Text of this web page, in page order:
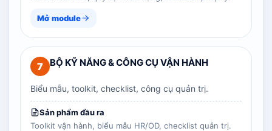
Mở module
7 BỘ KỸ NĂNG & CÔNG CỤ VẬN HÀNH
Biểu mẫu, toolkit, checklist, công cụ quản trị.
Sản phẩm đầu ra
Toolkit vận hành, biểu mẫu HR/OD, checklist quản trị.